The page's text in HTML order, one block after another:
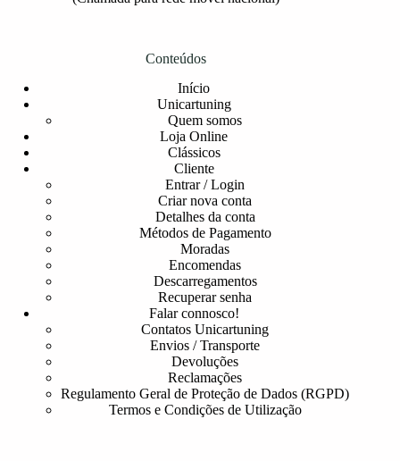
Conteúdos
Início
Unicartuning
Quem somos
Loja Online
Clássicos
Cliente
Entrar / Login
Criar nova conta
Detalhes da conta
Métodos de Pagamento
Moradas
Encomendas
Descarregamentos
Recuperar senha
Falar connosco!
Contatos Unicartuning
Envios / Transporte
Devoluções
Reclamações
Regulamento Geral de Proteção de Dados (RGPD)
Termos e Condições de Utilização